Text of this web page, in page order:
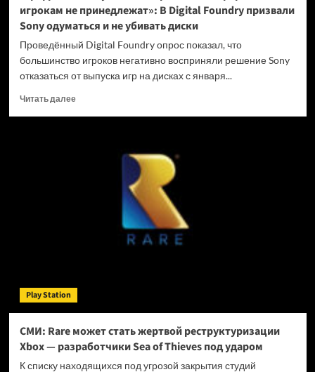
игрокам не принедлежат»: В Digital Foundry призвали
Sony одуматься и не убивать диски
Проведённый Digital Foundry опрос показал, что
большинство игроков негативно восприняли решение Sony
отказаться от выпуска игр на дисках с января...
Читать далееПрочитать
платформах
принедлежат»:
не
убивать
диски
Play Station
СМИ: Rare может стать жертвой реструктуризации
Xbox — разработчики Sea of Thieves под ударом
К списку находящихся под угрозой закрытия студий